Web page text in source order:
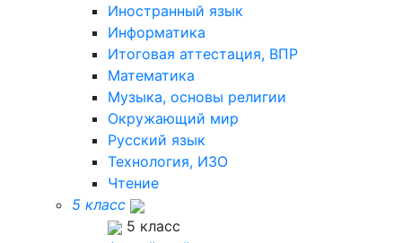
Иностранный язык
Информатика
Итоговая аттестация, ВПР
Математика
Музыка, основы религии
Окружающий мир
Русский язык
Технология, ИЗО
Чтение
5 класс
5 класс